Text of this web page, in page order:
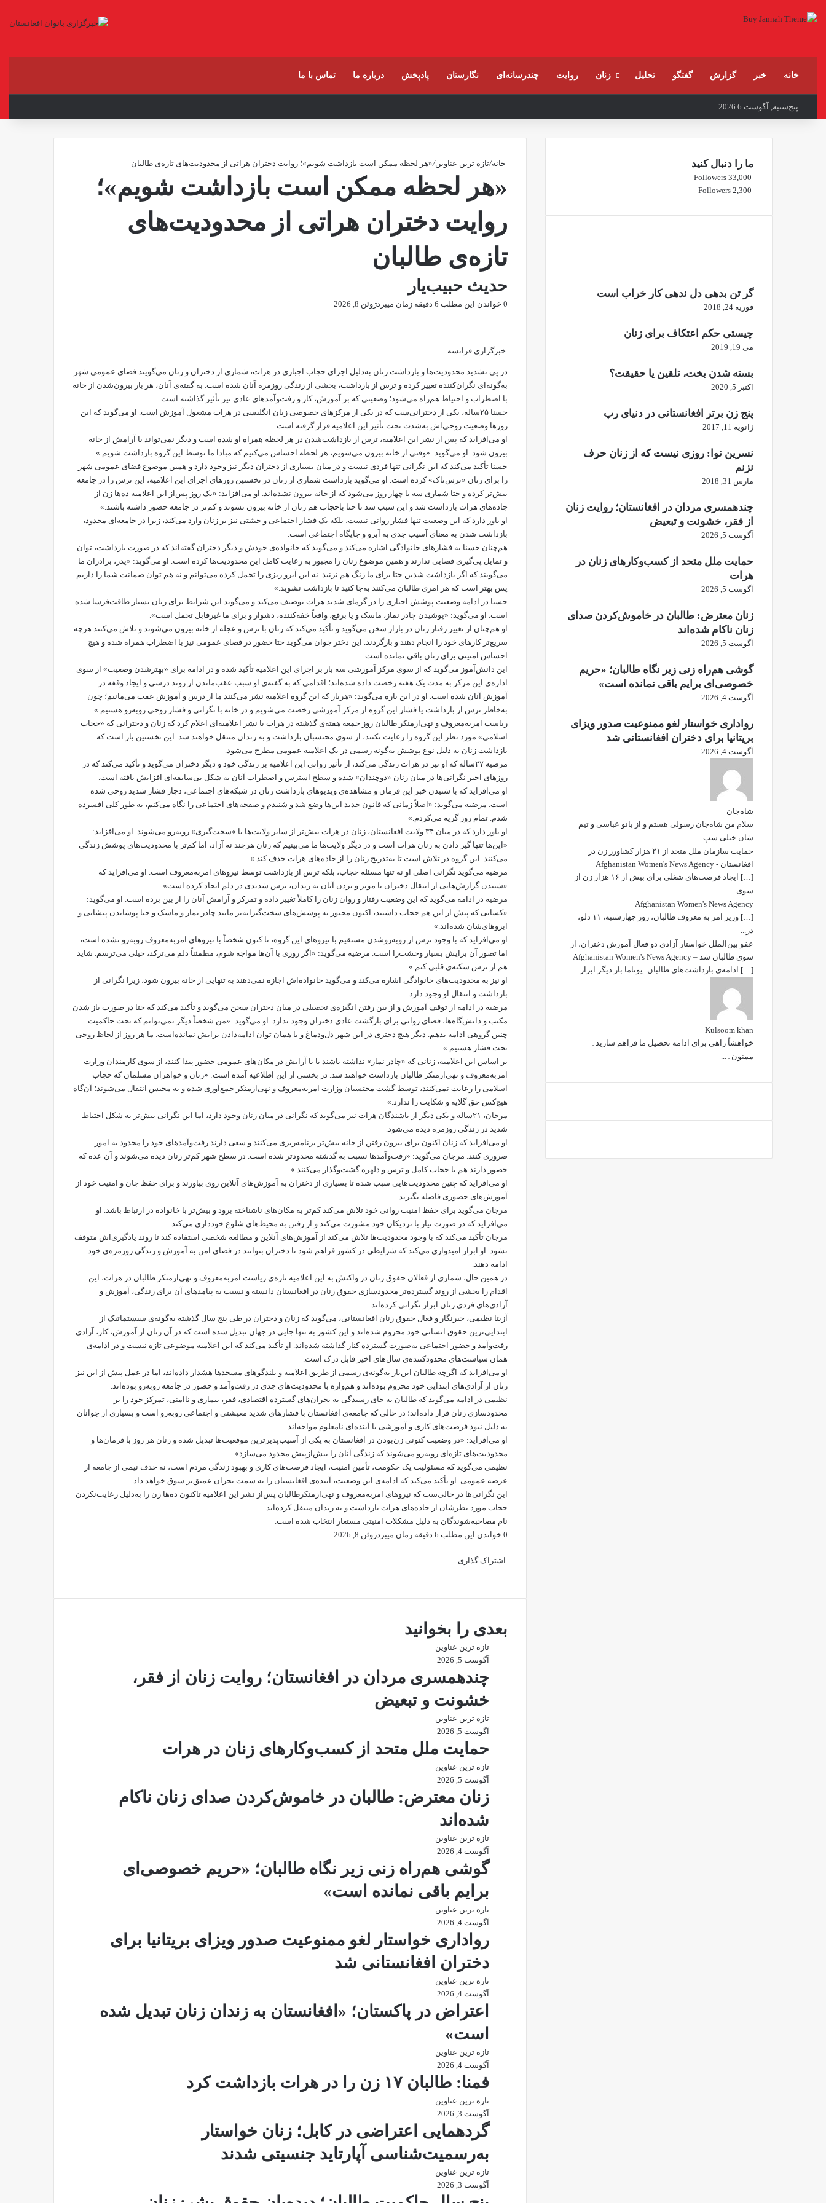
خانه خبر گزارش گفتگو تحلیل زنان روایت چندرسانه‌ای نگارستان پادپخش درباره ما تماس با ما
پنج‌شنبه, آگوست 6 2026
خانه/تازه ترین عناوین/«هر لحظه ممکن است بازداشت شویم»؛ روایت دختران هراتی از محدودیت‌های تازه‌ی طالبان
«هر لحظه ممکن است بازداشت شویم»؛
روایت دختران هراتی از محدودیت‌های
تازه‌ی طالبان
حدیث حبیب‌یار
ژوئن 8, 2026 0 خواندن این مطلب 6 دقیقه زمان میبرد
خبرگزاری فرانسه
در پی تشدید محدودیت‌ها و بازداشت زنان به‌دلیل اجرای حجاب اجباری در هرات، شماری از دختران و زنان می‌گویند فضای عمومی شهر
به‌گونه‌ای نگران‌کننده تغییر کرده و ترس از بازداشت، بخشی از زندگی روزمره آنان شده است. به گفته‌ی آنان، هر بار بیرون‌شدن از خانه
با اضطراب و احتیاط هم‌راه می‌شود؛ وضعیتی که بر آموزش، کار و رفت‌وآمدهای عادی نیز تأثیر گذاشته است.
حسنا ۲۵‌ساله، یکی از دخترانی‌ست که در یکی از مرکزهای خصوصی زبان انگلیسی در هرات مشغول آموزش است. او می‌گوید که این
روزها وضعیت روحی‌اش به‌شدت تحت تأثیر این اعلامیه قرار گرفته است.
او می‌افزاید که پس از نشر این اعلامیه، ترس از بازداشت‌شدن در هر لحظه همراه او شده است و دیگر نمی‌تواند با آرامش از خانه
بیرون شود. او می‌گوید: «وقتی از خانه بیرون می‌شویم، هر لحظه احساس می‌کنیم که مبادا ما توسط این گروه بازداشت شویم.»
حسنا تأکید می‌کند که این نگرانی تنها فردی نیست و در میان بسیاری از دختران دیگر نیز وجود دارد و همین موضوع فضای عمومی شهر
را برای زنان «ترس‌ناک» کرده است. او می‌گوید بازداشت شماری از زنان در نخستین روزهای اجرای این اعلامیه، این ترس را در جامعه
بیش‌تر کرده و حتا شماری سه یا چهار روز می‌شود که از خانه بیرون نشده‌اند. او می‌افزاید: «یک روز پس‌از این اعلامیه ده‌ها زن از
جاده‌های هرات بازداشت شد و این سبب شد تا حتا باحجاب هم زنان از خانه بیرون نشوند و کم‌تر در جامعه حضور داشته باشند.»
او باور دارد که این وضعیت تنها فشار روانی نیست، بلکه یک فشار اجتماعی و حیثیتی نیز بر زنان وارد می‌کند، زیرا در جامعه‌ای محدود،
بازداشت شدن به معنای آسیب جدی به آبرو و جایگاه اجتماعی است.
هم‌چنان حسنا به فشارهای خانوادگی اشاره می‌کند و می‌گوید که خانواده‌ی خودش و دیگر دختران گفته‌اند که در صورت بازداشت، توان
و تمایل پی‌گیری قضایی ندارند و همین موضوع زنان را مجبور به رعایت کامل این محدودیت‌ها کرده است. او می‌گوید: «پدر، برادران ما
می‌گویند که اگر بازداشت شدین حتا برای ما زنگ هم نزنید. نه این آبرو ریزی را تحمل کرده می‌توانم و نه هم توان ضمانت شما را داریم.
پس بهتر است که هر امری طالبان می‌کنند به‌جا کنید تا بازداشت نشوید.»
حسنا در ادامه وضعیت پوشش اجباری را در گرمای شدید هرات توصیف می‌کند و می‌گوید این شرایط برای زنان بسیار طاقت‌فرسا شده
است. او می‌گوید: «پوشیدن چادر نماز، ماسک و یا برقع، واقعاً خفه‌کننده، دشوار و برای ما غیرقابل تحمل است».
او هم‌چنان از تغییر رفتار زنان در بازار سخن می‌گوید و تأکید می‌کند که زنان با ترس و عجله از خانه بیرون می‌شوند و تلاش می‌کنند هرچه
سریع‌تر کارهای خود را انجام دهند و بازگردند. این دختر جوان می‌گوید حتا حضور در فضای عمومی نیز با اضطراب همراه شده و هیچ
احساس امنیتی برای زنان باقی نمانده است.
این دانش‌آموز می‌گوید که از سوی مرکز آموزشی سه بار بر اجرای این اعلامیه تأکید شده و در ادامه برای «بهتر‌شدن وضعیت» از سوی
اداره‌ی این مرکز به مدت یک هفته رخصت داده شده‌اند؛ اقدامی که به گفته‌ی او سبب عقب‌ماندن از روند درسی و ایجاد وقفه در
آموزش آنان شده است. او در این باره می‌گوید: «هربار که این گروه اعلامیه نشر می‌کنند ما از درس و آموزش عقب می‌مانیم؛ چون
به‌خاطر ترس از بازداشت یا فشار این گروه از مرکز آموزشی رخصت می‌شویم و در خانه با نگرانی و فشار روحی روبه‌رو هستیم.»
ریاست امر‌به‌معروف و نهی‌از‌منکر طالبان روز جمعه هفته‌ی گذشته در هرات با نشر اعلامیه‌ای اعلام کرد که زنان و دخترانی که «حجاب
اسلامی» مورد نظر این گروه را رعایت نکنند، از سوی محتسبان بازداشت و به زندان منتقل خواهند شد. این نخستین بار است که
بازداشت زنان به دلیل نوع پوشش به‌گونه رسمی در یک اعلامیه عمومی مطرح می‌شود.
مرضیه ۲۷‌ساله که او نیز در هرات زندگی می‌کند، از تأثیر روانی این اعلامیه بر زندگی خود و دیگر دختران می‌گوید و تأکید می‌کند که در
روزهای اخیر نگرانی‌ها در میان زنان «دوچندان» شده و سطح استرس و اضطراب آنان به شکل بی‌سابقه‌ای افزایش یافته است.
او می‌افزاید که با شنیدن خبر این فرمان و مشاهده‌ی ویدیوهای بازداشت زنان در شبکه‌های اجتماعی، دچار فشار شدید روحی شده
است. مرضیه می‌گوید: «اصلاً زمانی که قانون جدید این‌ها وضع شد و شنیدم و صفحه‌های اجتماعی را نگاه می‌کنم، به طور کلی افسرده
شدم. تمام روز گریه می‌کردم.»
او باور دارد که در میان ۳۴ ولایت افغانستان، زنان در هرات بیش‌تر از سایر ولایت‌ها با »سخت‌گیری» روبه‌رو می‌شوند. او می‌افزاید:
«این‌ها تنها گیر دادن به زنان هرات است و در دیگر ولایت‌ها ما می‌بینیم که زنان هرچند نه آزاد، اما کم‌تر با محدودیت‌های پوشش زندگی
می‌کنند. این گروه در تلاش است تا به‌تدریج زنان را از جاده‌های هرات حذف کند.»
مرضیه می‌گوید نگرانی اصلی او نه تنها مسئله حجاب، بلکه ترس از بازداشت توسط نیروهای امر‌به‌معروف است. او می‌افزاید که
«شنیدن گزارش‌هایی از انتقال دختران با موتر و بردن آنان به زندان، ترس شدیدی در دلم ایجاد کرده است».
مرضیه در ادامه می‌گوید که این وضعیت رفتار و روان زنان را کاملاً تغییر داده و تمرکز و آرامش آنان را از بین برده است. او می‌گوید:
«کسانی که پیش از این هم حجاب داشتند، اکنون مجبور به پوشش‌های سخت‌گیرانه‌تر مانند چادر نماز و ماسک و حتا پوشاندن پیشانی و
ابروهای‌شان شده‌اند.»
او می‌افزاید که با وجود ترس از روبه‌رو‌شدن مستقیم با نیروهای این گروه، تا کنون شخصاً با نیروهای امر‌به‌معروف روبه‌رو نشده است،
اما تصور آن برایش بسیار وحشت‌زا است. مرضیه می‌گوید: «اگر روزی با آن‌ها مواجه شوم، مطمئناً دلم می‌ترکد، خیلی می‌ترسم. شاید
هم از ترس سکته‌ی قلبی کنم.»
او نیز به محدودیت‌های خانوادگی اشاره می‌کند و می‌گوید خانواده‌اش اجازه نمی‌دهند به تنهایی از خانه بیرون شود، زیرا نگرانی از
بازداشت و انتقال او وجود دارد.
مرضیه در ادامه از توقف آموزش و از بین رفتن انگیزه‌ی تحصیلی در میان دختران سخن می‌گوید و تأکید می‌کند که حتا در صورت باز شدن
مکتب و دانش‌گاه‌ها، فضای روانی برای بازگشت عادی دختران وجود ندارد. او می‌گوید: «من شخصاً دیگر نمی‌توانم که تحت حاکمیت
چنین گروهی ادامه بدهم. دیگر هیچ دختری در این شهر دل‌و‌دماغ و یا همان توان ادامه‌دادن برایش نمانده‌است. ما هر روز از لحاظ روحی
تحت فشار هستیم.»
بر اساس این اعلامیه، زنانی که «چادر نماز» نداشته باشند یا با آرایش در مکان‌های عمومی حضور پیدا کنند، از سوی کارمندان وزارت
امر‌به‌معروف و نهی‌از‌منکر طالبان بازداشت خواهند شد. در بخشی از این اطلاعیه آمده است: «زنان و خواهران مسلمان که حجاب
اسلامی را رعایت نمی‌کنند، توسط گشت محتسبان وزارت امر‌به‌معروف و نهی‌از‌منکر جمع‌آوری شده و به محبس انتقال می‌شوند؛ آن‌گاه
هیچ‌کس حق گلایه و شکایت را ندارد.»
مرجان، ۲۱‌ساله و یکی دیگر از باشندگان هرات نیز می‌گوید که نگرانی در میان زنان وجود دارد، اما این نگرانی بیش‌تر به شکل احتیاط
شدید در زندگی روزمره دیده می‌شود.
او می‌افزاید که زنان اکنون برای بیرون رفتن از خانه بیش‌تر برنامه‌ریزی می‌کنند و سعی دارند رفت‌وآمدهای خود را محدود به امور
ضروری کنند. مرجان می‌گوید: «رفت‌وآمدها نسبت به گذشته محدودتر شده است. در سطح شهر کم‌تر زنان دیده می‌شوند و آن عده که
حضور دارند هم با حجاب کامل و ترس و دلهره گشت‌وگذار می‌کنند.»
او می‌افزاید که چنین محدودیت‌هایی سبب شده تا بسیاری از دختران به آموزش‌های آنلاین روی بیاورند و برای حفظ جان و امنیت خود از
آموزش‌های حضوری فاصله بگیرند.
مرجان می‌گوید برای حفظ امنیت روانی خود تلاش می‌کند کم‌تر به مکان‌های ناشناخته برود و بیش‌تر با خانواده در ارتباط باشد. او
می‌افزاید که در صورت نیاز با نزدیکان خود مشورت می‌کند و از رفتن به محیط‌های شلوغ خودداری می‌کند.
مرجان تأکید می‌کند که با وجود محدودیت‌ها تلاش می‌کند از آموزش‌های آنلاین و مطالعه شخصی استفاده کند تا روند یادگیری‌اش متوقف
نشود. او ابراز امیدواری می‌کند که شرایطی در کشور فراهم شود تا دختران بتوانند در فضای امن به آموزش و زندگی روزمره‌ی خود
ادامه دهند.
در همین حال، شماری از فعالان حقوق زنان در واکنش به این اعلامیه تازه‌ی ریاست امر‌به‌معروف و نهی‌از‌منکر طالبان در هرات، این
اقدام را بخشی از روند گسترده‌تر محدودسازی حقوق زنان در افغانستان دانسته و نسبت به پیامدهای آن برای زندگی، آموزش و
آزادی‌های فردی زنان ابراز نگرانی کرده‌اند.
آزیتا نظیمی، خبرنگار و فعال حقوق زنان افغانستانی، می‌گوید که زنان و دختران در طی پنج سال گذشته به‌گونه‌ی سیستماتیک از
ابتدایی‌ترین حقوق انسانی خود محروم شده‌اند و این کشور به تنها جایی در جهان تبدیل شده است که در آن زنان از آموزش، کار، آزادی
رفت‌وآمد و حضور اجتماعی به‌صورت گسترده کنار گذاشته شده‌اند. او تأکید می‌کند که این اعلامیه موضوعی تازه نیست و در ادامه‌ی
همان سیاست‌های محدودکننده‌ی سال‌های اخیر قابل درک است.
او می‌افزاید که اگرچه طالبان این‌بار به‌گونه‌ی رسمی از طریق اعلامیه و بلندگوهای مسجدها هشدار داده‌اند، اما در عمل پیش از این نیز
زنان از آزادی‌های ابتدایی خود محروم بوده‌اند و هم‌واره با محدودیت‌های جدی در رفت‌وآمد و حضور در جامعه روبه‌رو بوده‌اند.
نظیمی در ادامه می‌گوید که طالبان به جای رسیدگی به بحران‌های گسترده اقتصادی، فقر، بیماری و ناامنی، تمرکز خود را بر
محدودسازی زنان قرار داده‌اند؛ در حالی که جامعه‌ی افغانستان با فشارهای شدید معیشتی و اجتماعی روبه‌رو است و بسیاری از جوانان
به دلیل نبود فرصت‌های کاری و آموزشی با آینده‌ای نامعلوم مواجه‌اند.
او می‌افزاید: «در وضعیت کنونی زن‌بودن در افغانستان به یکی از آسیب‌پذیرترین موقعیت‌ها تبدیل شده و زنان هر روز با فرمان‌ها و
محدودیت‌های تازه‌ای روبه‌رو می‌شوند که زندگی آنان را بیش‌ازپیش محدود می‌سازد».
نظیمی می‌گوید که مسئولیت یک حکومت، تأمین امنیت، ایجاد فرصت‌های کاری و بهبود زندگی مردم است، نه حذف نیمی از جامعه از
عرصه عمومی. او تأکید می‌کند که ادامه‌ی این وضعیت، آینده‌ی افغانستان را به سمت بحران عمیق‌تر سوق خواهد داد.
این نگرانی‌ها در حالی‌ست که نیرو‌های امربه‌معروف و نهی‌ازمنکرطالبان پس‌از نشر این اعلامیه تاکنون ده‌ها زن را به‌دلیل رعایت‎‌نکردن
حجاب مورد نظرشان از جاده‌های هرات بازداشت و به زندان منتقل کرده‌اند.
نام مصاحبه‌شوندگان به دلیل مشکلات امنیتی مستعار انتخاب شده است.
ژوئن 8, 2026
0 خواندن این مطلب 6 دقیقه زمان میبرد
بوک
آپ
اشتراک گذاری
از
بعدی را بخوانید
تازه ترین عناوین
آگوست 5, 2026
چندهمسری مردان در افغانستان؛ روایت زنان از فقر،
خشونت و تبعیض
تازه ترین عناوین
آگوست 5, 2026
حمایت ملل متحد از کسب‌وکارهای زنان در هرات
تازه ترین عناوین
آگوست 5, 2026
زنان معترض: طالبان در خاموش‌کردن صدای زنان ناکام
شده‌اند
تازه ترین عناوین
آگوست 4, 2026
گوشی هم‌راه زنی زیر نگاه طالبان؛ «حریم خصوصی‌ای
برایم باقی نمانده است»
تازه ترین عناوین
آگوست 4, 2026
رواداری خواستار لغو ممنوعیت صدور ویزای بریتانیا برای
دختران افغانستانی شد
تازه ترین عناوین
آگوست 4, 2026
اعتراض در پاکستان؛ «افغانستان به زندان زنان تبدیل شده
است»
تازه ترین عناوین
آگوست 4, 2026
فمنا: طالبان ۱۷ زن را در هرات بازداشت کرد
تازه ترین عناوین
آگوست 3, 2026
گردهمایی اعتراضی در کابل؛ زنان خواستار
به‌رسمیت‌شناسی آپارتاید جنسیتی شدند
تازه ترین عناوین
آگوست 3, 2026
ما را دنبال کنید
33,000
Followers
2,300
Followers
گر تن بدهی دل ندهی کار خراب است
فوریه 24, 2018
چیستی حکم اعتکاف برای زنان
می 19, 2019
بسته شدن بخت، تلقین یا حقیقت؟
اکتبر 5, 2020
پنج زن برتر افغانستانی در دنیای رپ
ژانویه 11, 2017
نسرین نوا: روزی نیست که از زنان حرف
نزنم
مارس 31, 2018
چندهمسری مردان در افغانستان؛ روایت زنان
از فقر، خشونت و تبعیض
آگوست 5, 2026
حمایت ملل متحد از کسب‌وکارهای زنان در
هرات
آگوست 5, 2026
زنان معترض: طالبان در خاموش‌کردن صدای
زنان ناکام شده‌اند
آگوست 5, 2026
گوشی هم‌راه زنی زیر نگاه طالبان؛ «حریم
خصوصی‌ای برایم باقی نمانده است»
آگوست 4, 2026
رواداری خواستار لغو ممنوعیت صدور ویزای
بریتانیا برای دختران افغانستانی شد
آگوست 4, 2026
شاه‌جان
سلام من شاه‌جان رسولی هستم و از بانو عباسی و تیم
شان خیلی سپ...
حمایت سازمان ملل متحد از ۲۱ هزار کشاورز زن در
افغانستان - Afghanistan Women's News Agency
[…] ایجاد فرصت‌های شغلی برای بیش از ۱۶ هزار زن از
سوی...
Afghanistan Women's News Agency
[…] وزیر امر به معروف طالبان، روز چهارشنبه، ۱۱ دلو،
در...
عفو بین‌الملل خواستار آزادی دو فعال آموزش دختران، از
سوی طالبان شد – Afghanistan Women's News Agency
[…] ادامه‌ی بازداشت‌های طالبان: یوناما بار دیگر ابراز...
Kulsoom khan
خواھشاً راھی برای ادامه تحصیل ما فراھم سازید۔
ممنون۔...